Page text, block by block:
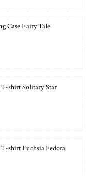
Case Fairy Tale
shirt Solitary Star
shirt Fuchsia Fedora